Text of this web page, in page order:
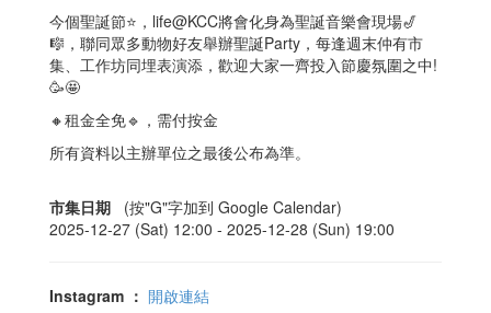
今個聖誕節⭐，life@KCC將會化身為聖誕音樂會現場🎷
🎼，聯同眾多動物好友舉辦聖誕Party，每逢週末仲有市
集、工作坊同埋表演添，歡迎大家一齊投入節慶氛圍之中!
🥳🤩
🔸租金全免🔹，需付按金
所有資料以主辦單位之最後公布為準。
市集日期
(按"G"字加到 Google Calendar)
2025-12-27 (Sat) 12:00 - 2025-12-28 (Sun) 19:00
Instagram ： 開啟連結